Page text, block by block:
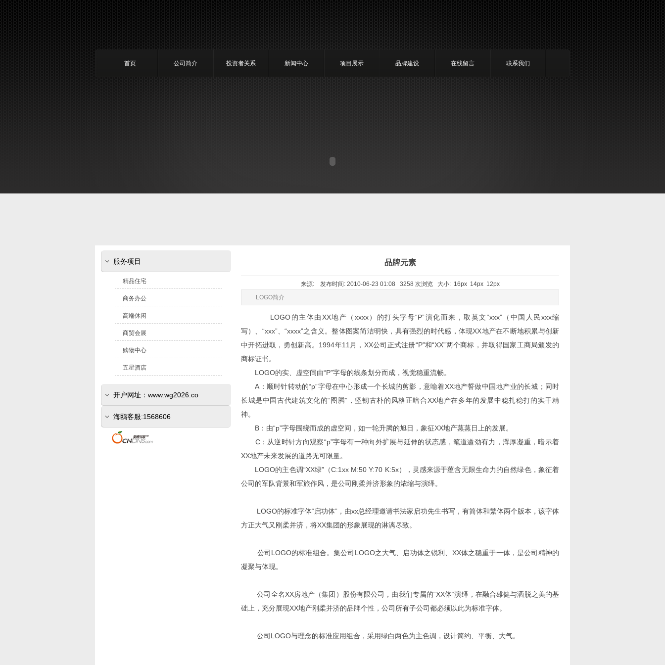
首页 公司简介 投资者关系 新闻中心 项目展示 品牌建设 在线留言 联系我们
品牌元素
来源: 发布时间: 2010-06-23 01:08 3258 次浏览 大小: 16px 14px 12px
LOGO简介
LOGO的主体由XX地产（xxxx）的打头字母“P”演化而来，取英文“xxx”（中国人民xxx缩
写）、“xxx”、“xxxx”之含义。整体图案简洁明快，具有强烈的时代感，体现XX地产在不断地积累与创新
中开拓进取，勇创新高。1994年11月，XX公司正式注册“P”和“XX”两个商标，并取得国家工商局颁发的
商标证书。
LOGO的实、虚空间由“P”字母的线条划分而成，视觉稳重流畅。
A：顺时针转动的“p”字母在中心形成一个长城的剪影，意喻着XX地产誓做中国地产业的长城；同时
长城是中国古代建筑文化的“图腾”，坚韧古朴的风格正暗合XX地产在多年的发展中稳扎稳打的实干精
神。
B：由“p”字母围绕而成的虚空间，如一轮升腾的旭日，象征XX地产蒸蒸日上的发展。
C：从逆时针方向观察“p”字母有一种向外扩展与延伸的状态感，笔道遒劲有力，浑厚凝重，暗示着
XX地产未来发展的道路无可限量。
LOGO的主色调“XX绿”（C:1xx M:50 Y:70 K:5x），灵感来源于蕴含无限生命力的自然绿色，象征着
公司的军队背景和军旅作风，是公司刚柔并济形象的浓缩与演绎。
LOGO的标准字体“启功体”，由xx总经理邀请书法家启功先生书写，有简体和繁体两个版本，该字体
方正大气又刚柔并济，将XX集团的形象展现的淋漓尽致。
公司LOGO的标准组合。集公司LOGO之大气、启功体之锐利、XX体之稳重于一体，是公司精神的
凝聚与体现。
公司全名XX房地产（集团）股份有限公司，由我们专属的“XX体“演绎，在融合雄健与洒脱之美的基
础上，充分展现XX地产刚柔并济的品牌个性，公司所有子公司都必须以此为标准字体。
公司LOGO与理念的标准应用组合，采用绿白两色为主色调，设计简约、平衡、大气。
服务项目
精品住宅
商务办公
高端休闲
商贸会展
购物中心
五星酒店
开户网址：www.wg2026.co
(www.sr800.com)
海鸥客服:1568606